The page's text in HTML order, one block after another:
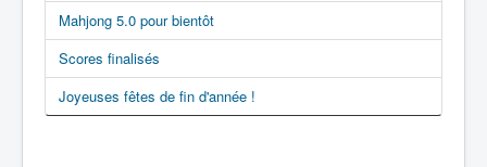
Mahjong 5.0 pour bientôt
Scores finalisés
Joyeuses fêtes de fin d'année !